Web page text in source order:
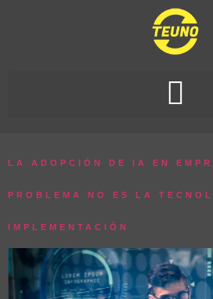
LA ADOPCIÓN DE IA EN
PROBLEMA NO ES LA
IMPLEMENTACIÓN